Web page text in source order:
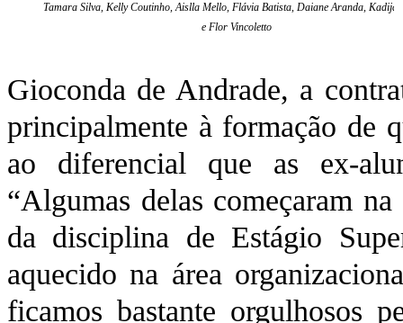
Tamara Silva, Kelly Coutinho, Aislla Mello, Flávia Batista, Daiane Aranda, Kadija
e Flor Vincoletto
Gioconda de Andrade, a
principalmente à formação de
ao diferencial que as ex-
“Algumas delas começaram
da disciplina de Estágio
aquecido na área
ficamos bastante orgulhosos